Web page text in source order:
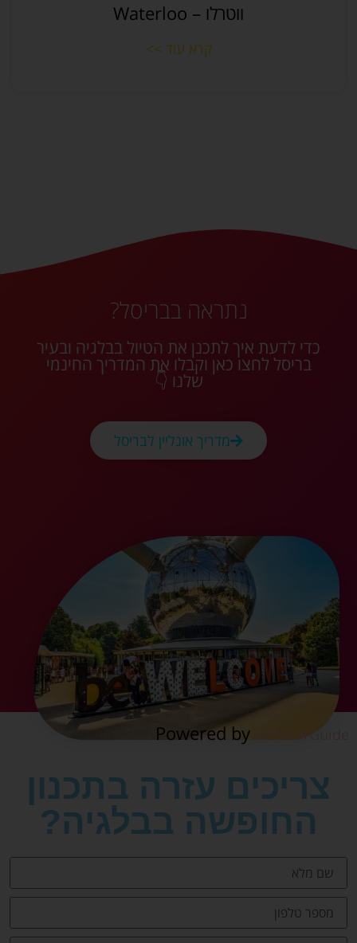
ווטרלו – Waterloo
קרא עוד >>
נתראה בבריסל?
כדי לדעת איך לתכנן את הטיול בבלגיה ובעיר
בריסל לחצו כאן וקבלו את המדריך החינמי
שלנו 👇
מדריך אונליין לבריסל
Powered by GetYourGuide
צריכים עזרה בתכנון
החופשה בבלגיה?